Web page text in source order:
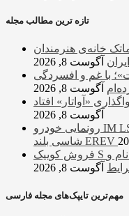
تازه ترین مطالب مجله
خانه‌ی هنرمندان
ایران آگوست 8, 2026
با غم و افسردگی
آگوست 8, 2026
آگوست 8, 2026
رونمایی خودرو IM LS9 توسط نیکا موتور ، لوکس ترین
فروش کوییک S سایپا از امروز آغاز شد؛ جزئیات ثبت‌نام و
آگوست 8, 2026
مهم‌ترین تایپک‌های مجله فارسی